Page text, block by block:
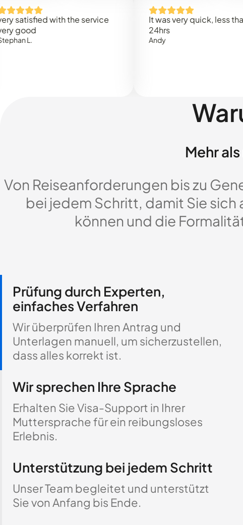
with the service
It was very quick, less than
Mehr
Von Reiseanforderungen bis zu
bei jedem Schritt, damit Sie sich
können und die
Prüfung durch Experten,
einfaches Verfahren
Wir überprüfen Ihren Antrag und
Unterlagen manuell, um sicherzustellen,
dass alles korrekt ist.
Wir sprechen Ihre Sprache
Erhalten Sie Visa-Support in Ihrer
Muttersprache für ein reibungsloses
Erlebnis.
Unterstützung bei jedem Schritt
Unser Team begleitet und unterstützt
Sie von Anfang bis Ende.